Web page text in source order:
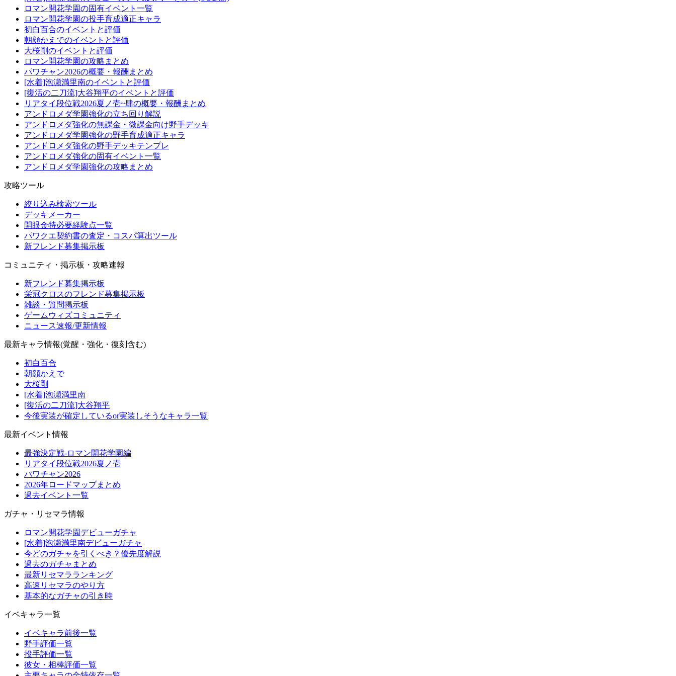
ロマン開花学園の固有イベント一覧
ロマン開花学園の投手育成適正キャラ
初白百合のイベントと評価
朝顔かえでのイベントと評価
大桜剛のイベントと評価
ロマン開花学園の攻略まとめ
パワチャン2026の概要・報酬まとめ
[水着]泡瀬満里南のイベントと評価
[復活の二刀流]大谷翔平のイベントと評価
リアタイ段位戦2026夏ノ壱~肆の概要・報酬まとめ
アンドロメダ学園強化の立ち回り解説
アンドロメダ強化の無課金・微課金向け野手デッキ
アンドロメダ学園強化の野手育成適正キャラ
アンドロメダ強化の野手デッキテンプレ
アンドロメダ強化の固有イベント一覧
アンドロメダ学園強化の攻略まとめ
攻略ツール
絞り込み検索ツール
デッキメーカー
開眼金特必要経験点一覧
パワクエ契約書の査定・コスパ算出ツール
新フレンド募集掲示板
コミュニティ・掲示板・攻略速報
新フレンド募集掲示板
栄冠クロスのフレンド募集掲示板
雑談・質問掲示板
ゲームウィズコミュニティ
ニュース速報/更新情報
最新キャラ情報(覚醒・強化・復刻含む)
初白百合
朝顔かえで
大桜剛
[水着]泡瀬満里南
[復活の二刀流]大谷翔平
今後実装が確定しているor実装しそうなキャラ一覧
最新イベント情報
最強決定戦-ロマン開花学園編
リアタイ段位戦2026夏ノ壱
パワチャン2026
2026年ロードマップまとめ
過去イベント一覧
ガチャ・リセマラ情報
ロマン開花学園デビューガチャ
[水着]泡瀬満里南デビューガチャ
今どのガチャを引くべき？優先度解説
過去のガチャまとめ
最新リセマラランキング
高速リセマラのやり方
基本的なガチャの引き時
イベキャラ一覧
イベキャラ前後一覧
野手評価一覧
投手評価一覧
彼女・相棒評価一覧